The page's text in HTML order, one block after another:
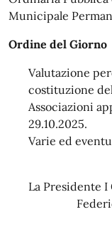
Municipale
Ordine del Giorno
Valutazione
costituzione
Associazioni
29.10.2025.
Varie ed
La Presidente
Federica